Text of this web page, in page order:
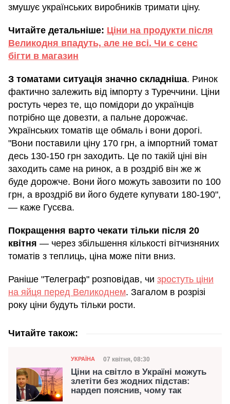
змушує українських виробників тримати ціну.
Читайте детальніше: Ціни на продукти після
Великодня впадуть, але не всі. Чи є сенс
бігти в магазин
З томатами ситуація значно складніша. Ринок
фактично залежить від імпорту з Туреччини. Ціни
ростуть через те, що помідори до українців
потрібно ще довезти, а пальне дорожчає.
Українських томатів ще обмаль і вони дорогі.
"Вони поставили ціну 170 грн, а імпортний томат
десь 130-150 грн заходить. Це по такій ціні він
заходить саме на ринок, а в роздріб він же ж
буде дорожче. Вони його можуть завозити по 100
грн, а вроздріб ви його будете купувати 180-190",
— каже Гусєва.
Покращення варто чекати тільки після 20
квітня — через збільшення кількості вітчизняних
томатів з теплиць, ціна може піти вниз.
Раніше "Телеграф" розповідав, чи зростуть ціни
на яйця перед Великоднем. Загалом в розрізі
року ціни будуть тільки рости.
Читайте також:
Категорія
УКРАЇНА Дата публікації
07 квітня, 08:30
Ціни на світло в Україні можуть
злетіти без жодних підстав:
нардеп пояснив, чому так